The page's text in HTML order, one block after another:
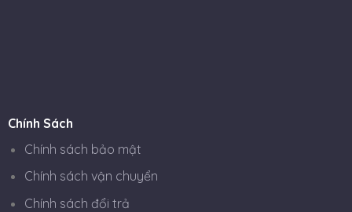
Chính Sách
Chính sách bảo mật
Chính sách vận chuyển
Chính sách đổi trả